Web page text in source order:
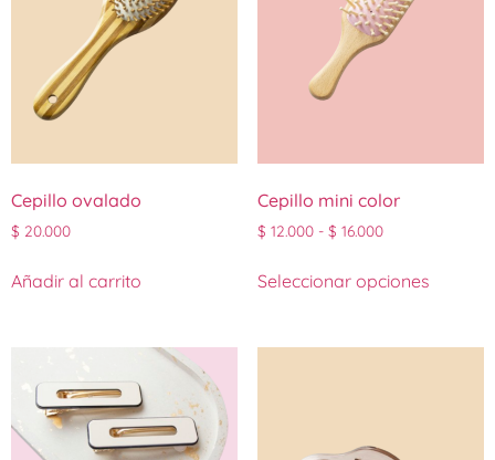
Cepillo ovalado
$ 20.000
Añadir al carrito
Cepillo mini color
$ 12.000 - $ 16.000
Seleccionar opciones